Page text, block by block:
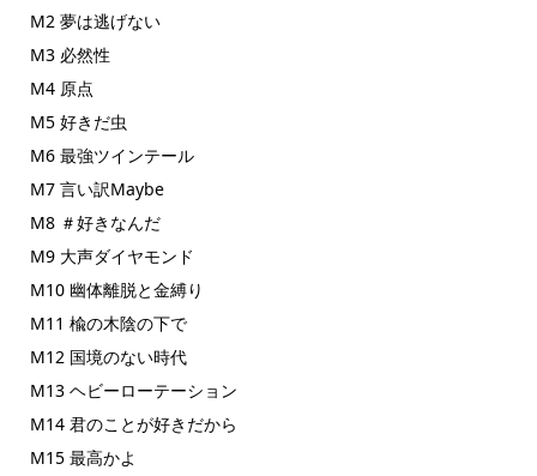
M2 夢は逃げない
M3 必然性
M4 原点
M5 好きだ虫
M6 最強ツインテール
M7 言い訳Maybe
M8 ＃好きなんだ
M9 大声ダイヤモンド
M10 幽体離脱と金縛り
M11 楡の木陰の下で
M12 国境のない時代
M13 ヘビーローテーション
M14 君のことが好きだから
M15 最高かよ